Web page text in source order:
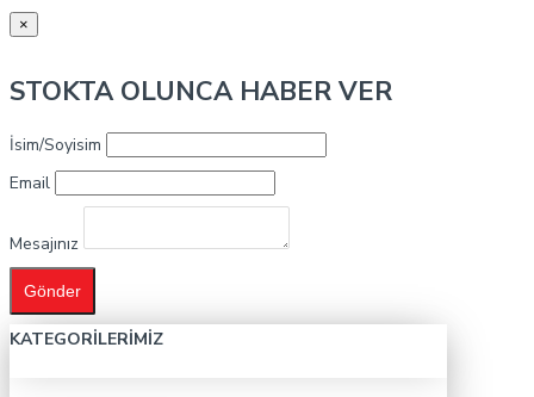
×
STOKTA OLUNCA HABER VER
İsim/Soyisim
Email
Mesajınız
Gönder
KATEGORILERIMIZ